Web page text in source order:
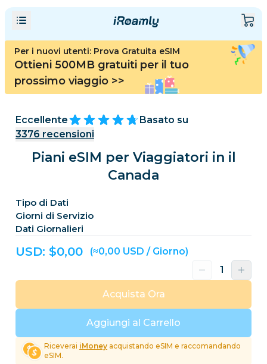
Per i nuovi utenti: Prova Gratuita eSIM
Ottieni 500MB gratuiti per il tuo
prossimo viaggio >>
Eccellente
Basato su
3376 recensioni
Piani eSIM per Viaggiatori in il
Canada
Tipo di Dati
Giorni di Servizio
Dati Giornalieri
USD: $0,00 (≈0,00 USD / Giorno)
Aggiungi al Carrello
Acquista Ora
Riceverai iMoney acquistando eSIM e raccomandando
eSIM.